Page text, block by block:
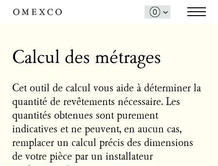
Calcul des métrages
Cet outil de calcul vous aide à déterminer la
quantité de revêtements nécessaire. Les
quantités obtenues sont purement
indicatives et ne peuvent, en aucun cas,
remplacer un calcul précis des dimensions
de votre pièce par un installateur